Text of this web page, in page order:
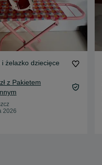
i żelazko dziecięce
z Pakietem
2026